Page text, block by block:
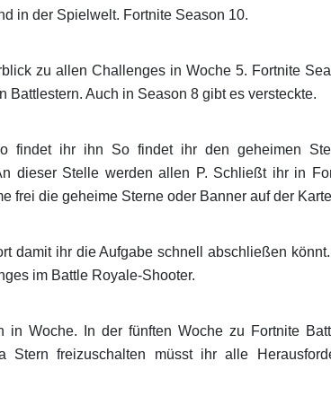
in der Spielwelt. Fortnite Season 10.
zu allen Challenges in Woche 5. Fortnite
Battlestern. Auch in Season 8 gibt es versteckte.
findet ihr ihn So findet ihr den geheimen
dieser Stelle werden allen P. Schließt ihr in
frei die geheime Sterne oder Banner auf der
damit ihr die Aufgabe schnell abschließen
im Battle Royale-Shooter.
in Woche. In der fünften Woche zu Fortnite
Stern freizuschalten müsst ihr alle